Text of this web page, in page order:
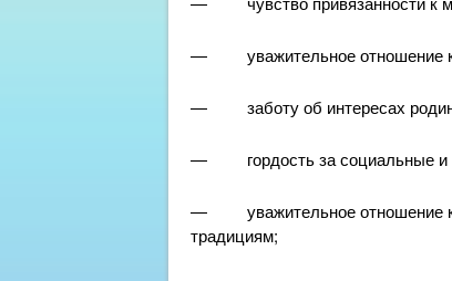
— уважительное отношение к
— заботу об интересах
— гордость за социальные и
— уважительное отношение к
традициям;